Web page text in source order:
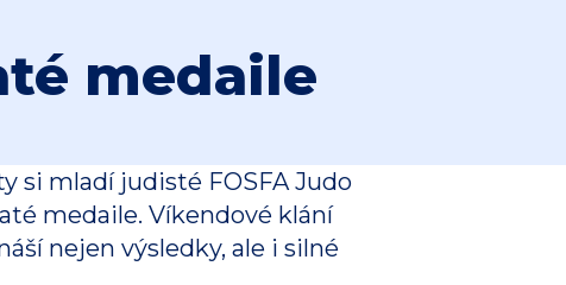
medaile
si mladí judisté FOSFA Judo
medaile. Víkendové klání
nejen výsledky, ale i silné